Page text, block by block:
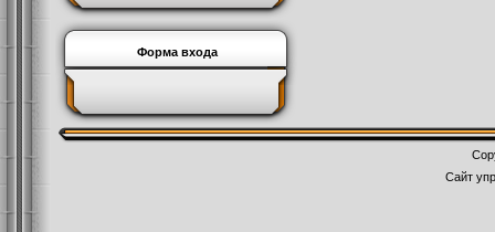
Форма входа
Сайт